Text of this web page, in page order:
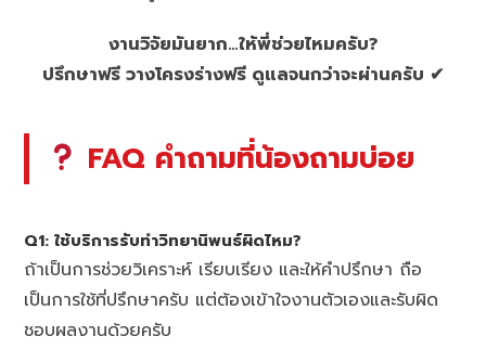
งานวิจัยมันยาก…ให้พี่ช่วยไหมครับ?
ปรึกษาฟรี วางโครงร่างฟรี ดูแลจนกว่าจะผ่านครับ ✔
FAQ คำถามที่น้องถามบ่อย
Q1: ใช้บริการรับทำวิทยานิพนธ์ผิดไหม?
ถ้าเป็นการช่วยวิเคราะห์ เรียบเรียง และให้คำปรึกษา ถือ
เป็นการใช้ที่ปรึกษาครับ แต่ต้องเข้าใจงานตัวเองและรับผิด
ชอบผลงานด้วยครับ